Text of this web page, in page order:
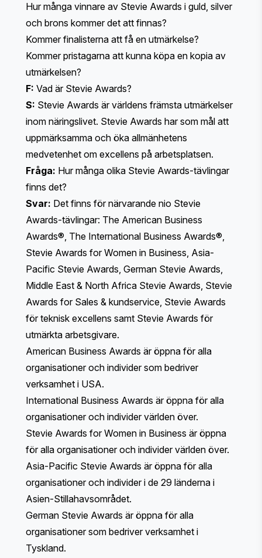
Hur många vinnare av Stevie Awards i guld, silver
och brons kommer det att finnas?
Kommer finalisterna att få en utmärkelse?
Kommer pristagarna att kunna köpa en kopia av
utmärkelsen?
F: Vad är Stevie Awards?
S: Stevie Awards är världens främsta utmärkelser
inom näringslivet. Stevie Awards har som mål att
uppmärksamma och öka allmänhetens
medvetenhet om excellens på arbetsplatsen.
Fråga: Hur många olika Stevie Awards-tävlingar
finns det?
Svar: Det finns för närvarande nio Stevie
Awards-tävlingar: The American Business
Awards®, The International Business Awards®,
Stevie Awards for Women in Business, Asia-
Pacific Stevie Awards, German Stevie Awards,
Middle East & North Africa Stevie Awards, Stevie
Awards for Sales & kundservice, Stevie Awards
för teknisk excellens samt Stevie Awards för
utmärkta arbetsgivare.
American Business Awards är öppna för alla
organisationer och individer som bedriver
verksamhet i USA.
International Business Awards är öppna för alla
organisationer och individer världen över.
Stevie Awards for Women in Business är öppna
för alla organisationer och individer världen över.
Asia-Pacific Stevie Awards är öppna för alla
organisationer och individer i de 29 länderna i
Asien-Stillahavsområdet.
German Stevie Awards är öppna för alla
organisationer som bedriver verksamhet i
Tyskland.